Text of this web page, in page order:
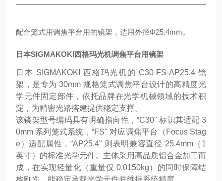
配合笼式用调焦平台用的镜架，适用外径Φ25.4mm。
日本SIGMAKOKI西格玛光机调焦平台用镜架
日本 SIGMAKOKI 西格玛光机的 C30-FS-AP25.4 镜
架，是专为 30mm 规格笼式调焦平台设计的高精度光
学元件固定部件，依托品牌在光学机械领域的技术积
淀，为精密光路搭建提供稳定支撑。
该镜架型号编码具有明确指向性，“C30" 标识其适配 3
0mm 系列笼式系统，“FS" 对应调焦平台（Focus Stag
e）适配属性，“AP25.4" 则表明兼容直径 25.4mm（1
英寸）的标准光学元件。主体采用高品质铝合金加工而
成，在实现轻量化（重量仅 0.0150kg）的同时保障结
构刚性，能稳定承载光学元件并维持系统精度。